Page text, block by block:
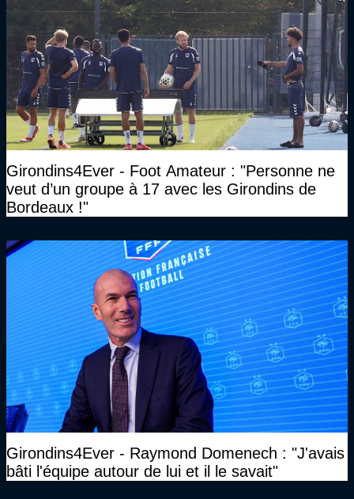
Girondins4Ever - Foot Amateur : "Personne ne
veut d’un groupe à 17 avec les Girondins de
Bordeaux !"
Girondins4Ever - Raymond Domenech : "J'avais
bâti l'équipe autour de lui et il le savait"